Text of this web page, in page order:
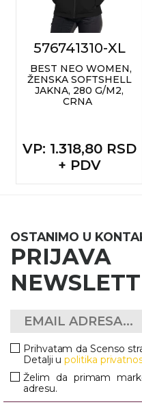
576741310-XL
BEST NEO WOMEN,
ŽENSKA SOFTSHELL
JAKNA, 280 G/M2,
CRNA
VP: 1.318,80 RSD
+ PDV
OSTANIMO U
Prihvatam da Scenso
Detalji upolitika
Želim da primam
adresu.